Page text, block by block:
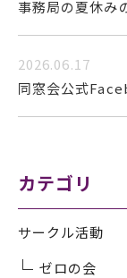
事務局の夏休み
2026.06.17
同窓会公式
カテゴリ
サークル活動
ゼロの会